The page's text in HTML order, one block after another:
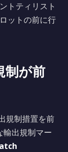
トティリスト
ットの前に行
制が前
規制措置を前
出規制マー